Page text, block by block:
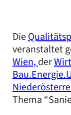
Die
veranstaltet
Wien,der
Thema